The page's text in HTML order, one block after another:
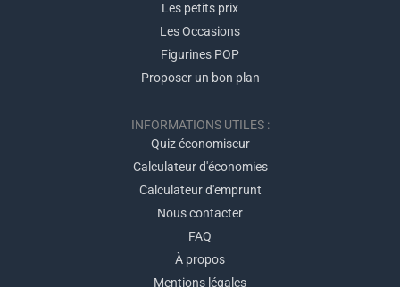
Les petits prix
Les Occasions
Figurines POP
Proposer un bon plan
INFORMATIONS UTILES :
Quiz économiseur
Calculateur d'économies
Calculateur d'emprunt
Nous contacter
FAQ
À propos
Mentions légales